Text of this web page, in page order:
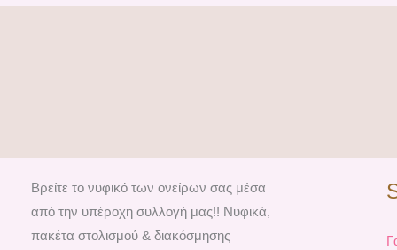
Βρείτε το νυφικό των ονείρων σας μέσα
από την υπέροχη συλλογή μας!! Νυφικά,
πακέτα στολισμού & διακόσμησης